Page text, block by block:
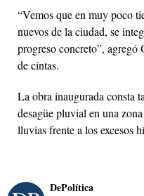
“Vemos que en muy poco
nuevos de la ciudad, se
progreso concreto”,
de cintas.
La obra inaugurada consta
desagüe pluvial en una
lluvias frente a los excesos
DePolítica